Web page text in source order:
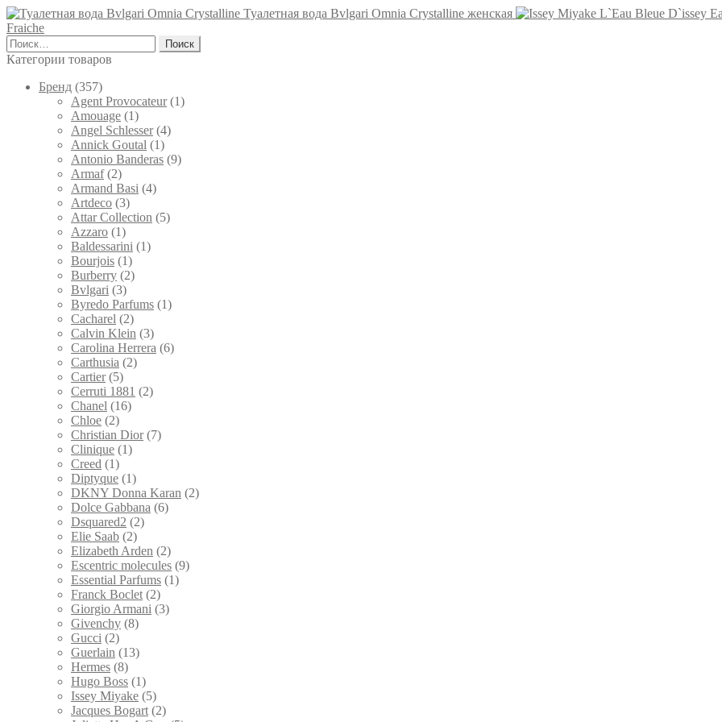
товара.
90 ₽
имеет
Туалетная вода Bvlgari Omnia Crystalline женская
Fraiche
Найти:
Категории товаров
Брeнд (357)
Agent Provocateur (1)
Amouage (1)
Angel Schlesser (4)
Annick Goutal (1)
Antonio Banderas (9)
Armaf (2)
Armand Basi (4)
Artdeco (3)
Attar Collection (5)
Azzaro (1)
Baldessarini (1)
Bourjois (1)
Burberry (2)
Bvlgari (3)
Byredo Parfums (1)
Cacharel (2)
Calvin Klein (3)
Carolina Herrera (6)
Carthusia (2)
Cartier (5)
Cerruti 1881 (2)
Chanel (16)
Chloe (2)
Christian Dior (7)
Clinique (1)
Creed (1)
Diptyque (1)
DKNY Donna Karan (2)
Dolce Gabbana (6)
Dsquared2 (2)
Elie Saab (2)
Elizabeth Arden (2)
Escentric molecules (9)
Essential Parfums (1)
Franck Boclet (2)
Giorgio Armani (3)
Givenchy (8)
Gucci (2)
Guerlain (13)
Hermes (8)
Hugo Boss (1)
Issey Miyake (5)
Jacques Bogart (2)